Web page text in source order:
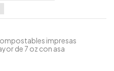
impresas
de 7 oz con asa